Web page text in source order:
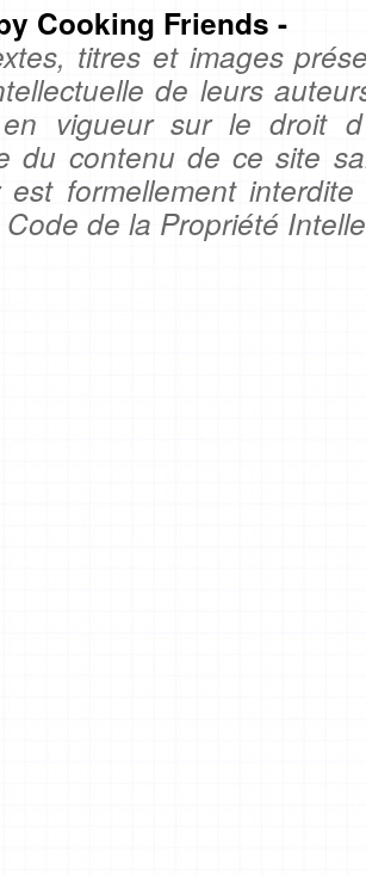
Cooking Friends -
titres et images
de leurs
vigueur sur le droit
du contenu de ce site
formellement
de la Propriété